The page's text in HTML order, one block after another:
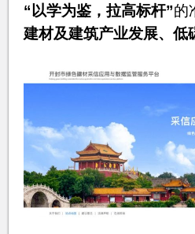
“以学为鉴，拉高标杆”的
建材及建筑产业发展、低